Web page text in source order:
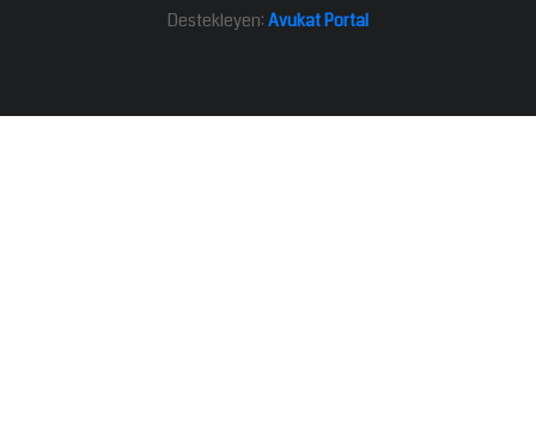
Destekleyen: Avukat Portal